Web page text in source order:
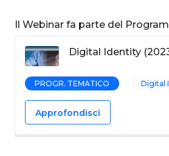
Il Webinar fa parte del
Digital Identity
PROGR. TEMATICO Digital
Approfondisci